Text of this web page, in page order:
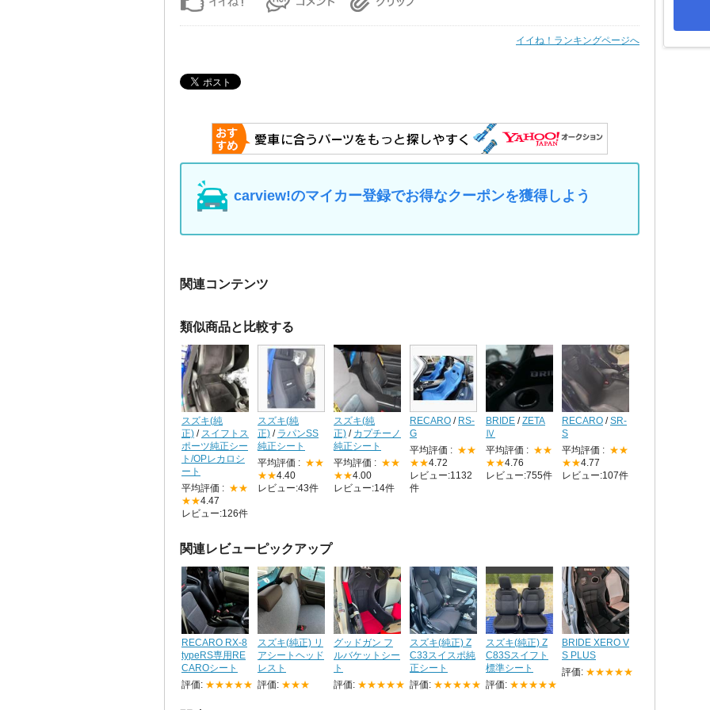
イイね！ランキングページへ
carview!のマイカー登録でお得なクーポンを獲得しよう
関連コンテンツ
類似商品と比較する
スズキ(純
正) / スイフトス
ポーツ純正シー
ト/OPレカロシ
ート
平均評価 : ★★
★★4.47
レビュー:126件
スズキ(純
正) / ラパンSS
純正シート
平均評価 : ★★
★★4.40
レビュー:43件
スズキ(純
正) / カプチーノ
純正シート
平均評価 : ★★
★★4.00
レビュー:14件
RECARO / RS-
G
平均評価 : ★★
★★4.72
レビュー:1132
件
BRIDE /ZETA
Ⅳ
平均評価 : ★★
★★4.76
レビュー:755件
RECARO /SR-
S
平均評価 : ★★
★★4.77
レビュー:107件
関連レビューピックアップ
RECARO RX-8
typeRS専用RE
CAROシート
評価: ★★★★★
スズキ(純正) リ
アシートヘッド
レスト
評価: ★★★
グッドガン フ
ルバケットシー
ト
評価: ★★★★★
スズキ(純正) Z
C33スイスポ純
正シート
評価: ★★★★★
スズキ(純正) Z
C83Sスイフト
標準シート
評価: ★★★★★
BRIDE XERO V
S PLUS
評価: ★★★★★